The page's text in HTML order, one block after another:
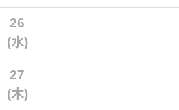
26
(水)
27
(木)